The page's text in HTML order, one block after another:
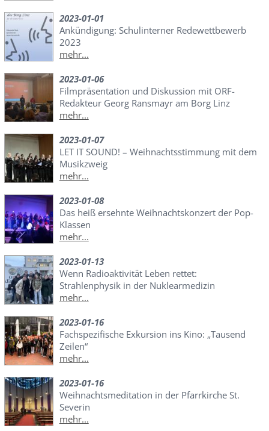
2023-01-01
Ankündigung: Schulinterner Redewettbewerb
2023
mehr...
2023-01-06
Filmpräsentation und Diskussion mit ORF-
Redakteur Georg Ransmayr am Borg Linz
mehr...
2023-01-07
LET IT SOUND! – Weihnachtsstimmung mit dem
Musikzweig
mehr...
2023-01-08
Das heiß ersehnte Weihnachtskonzert der Pop-
Klassen
mehr...
2023-01-13
Wenn Radioaktivität Leben rettet:
Strahlenphysik in der Nuklearmedizin
mehr...
2023-01-16
Fachspezifische Exkursion ins Kino: „Tausend
Zeilen“
mehr...
2023-01-16
Weihnachtsmeditation in der Pfarrkirche St.
Severin
mehr...